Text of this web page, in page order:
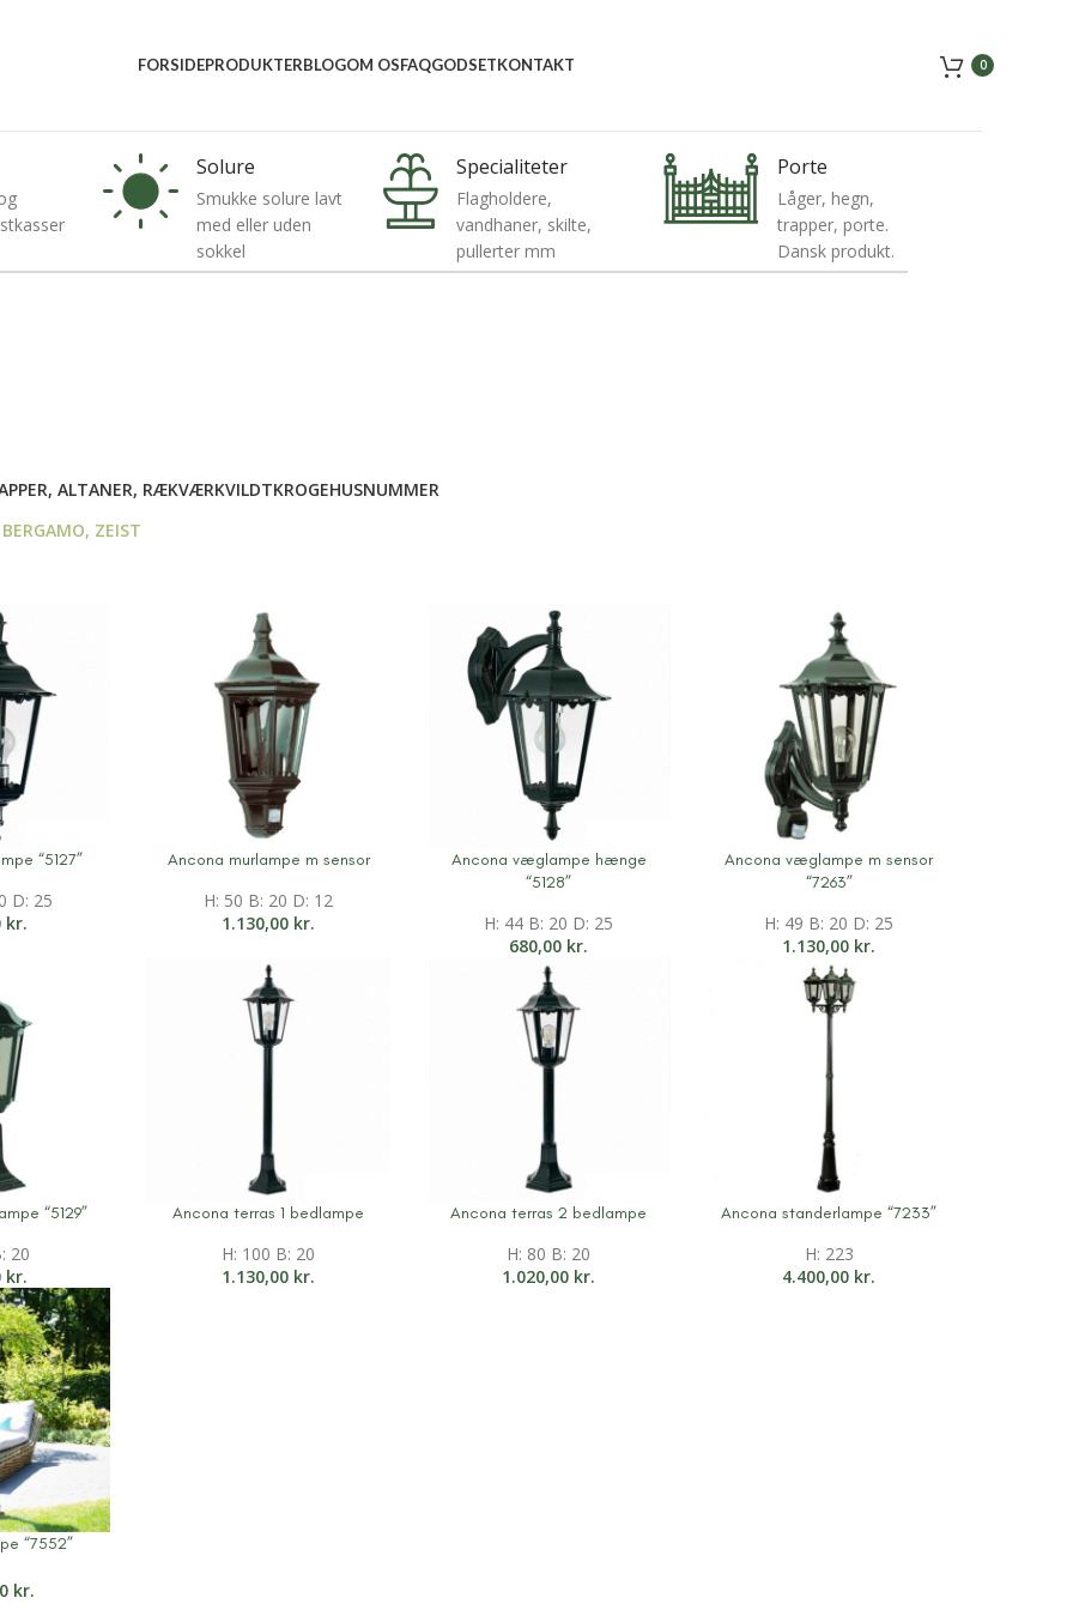
FORSIDEPRODUKTERBLOGOM OSFAQGODSETKONTAKT 0
Solure
Smukke solure lavt
med eller uden
sokkel
Specialiteter
Flagholdere,
vandhaner, skilte,
pullerter mm
Porte
Låger, hegn,
trapper, porte.
Dansk produkt.
ALTANER, RÆKVÆRKVILDTKROGEHUSNUMMER
ZEIST
“5127”
D: 25
kr.
Mere information
Ancona murlampe m sensor
H: 50 B: 20 D: 12
1.130,00 kr.
Mere information
Ancona væglampe hænge
“5128”
H: 44 B: 20 D: 25
680,00 kr.
Mere information
Ancona væglampe m sensor
“7263”
H: 49 B: 20 D: 25
1.130,00 kr.
“5129”
20
kr.
Ancona terras 1 bedlampe
H: 100 B: 20
1.130,00 kr.
Ancona terras 2 bedlampe
H: 80 B: 20
1.020,00 kr.
Ancona standerlampe “7233”
H: 223
4.400,00 kr.
“7552”
kr.